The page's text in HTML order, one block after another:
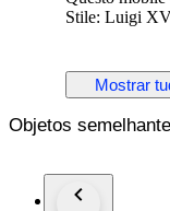
Stile: Luigi
Mostrar
Objetos